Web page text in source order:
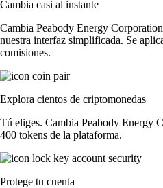
Cambia casi al instante
Cambia Peabody Energy
nuestra interfaz simplificada. Se
comisiones.
Explora cientos de criptomonedas
Tú eliges. Cambia Peabody Energy
400 tokens de la plataforma.
Protege tu cuenta